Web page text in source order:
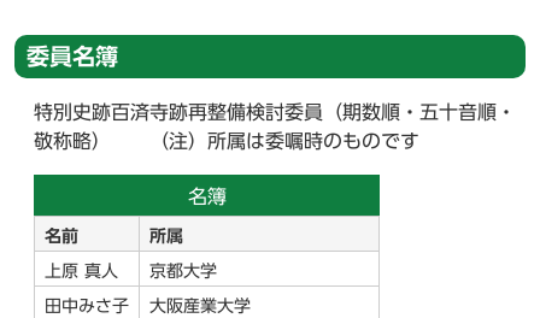
委員名簿
特別史跡百済寺跡再整備検討委員（期数順・五十音順・
敬称略） （注）所属は委嘱時のものです
名簿
名前 所属
上原 真人 京都大学
田中みさ子 大阪産業大学